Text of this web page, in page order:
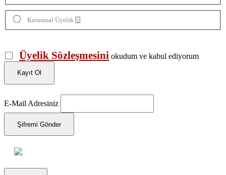
Kurumsal Üyelik
Üyelik Sözleşmesini okudum ve kabul ediyorum
Kayıt Ol
E-Mail Adresiniz
Şifremi Gönder